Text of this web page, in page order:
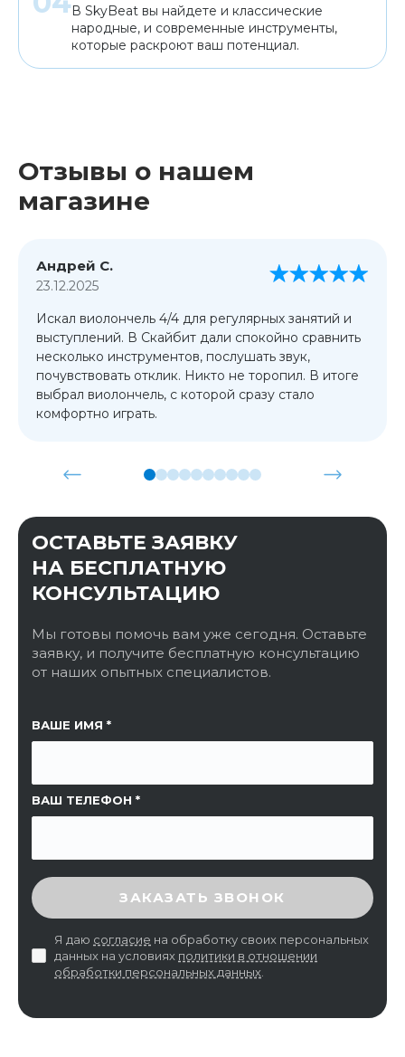
В SkyBeat вы найдете и классические
народные, и современные инструменты,
которые раскроют ваш потенциал.
Отзывы о нашем
магазине
Андрей С.
23.12.2025
Искал виолончель 4/4 для регулярных занятий и
выступлений. В Скайбит дали спокойно сравнить
несколько инструментов, послушать звук,
почувствовать отклик. Никто не торопил. В итоге
выбрал виолончель, с которой сразу стало
комфортно играть.
ОСТАВЬТЕ ЗАЯВКУ
НА БЕСПЛАТНУЮ
КОНСУЛЬТАЦИЮ
Мы готовы помочь вам уже сегодня. Оставьте
заявку, и получите бесплатную консультацию
от наших опытных специалистов.
ВАШЕ ИМЯ
ВАШ ТЕЛЕФОН
ССЫЛКА НА СТРАНИЦУ
ВВЕДИТЕ ПРОВЕРОЧНЫЙ КОД
ЗАКАЗАТЬ ЗВОНОК
Я даю согласие на обработку своих персональных
данных на условиях политики в отношении
обработки персональных данных